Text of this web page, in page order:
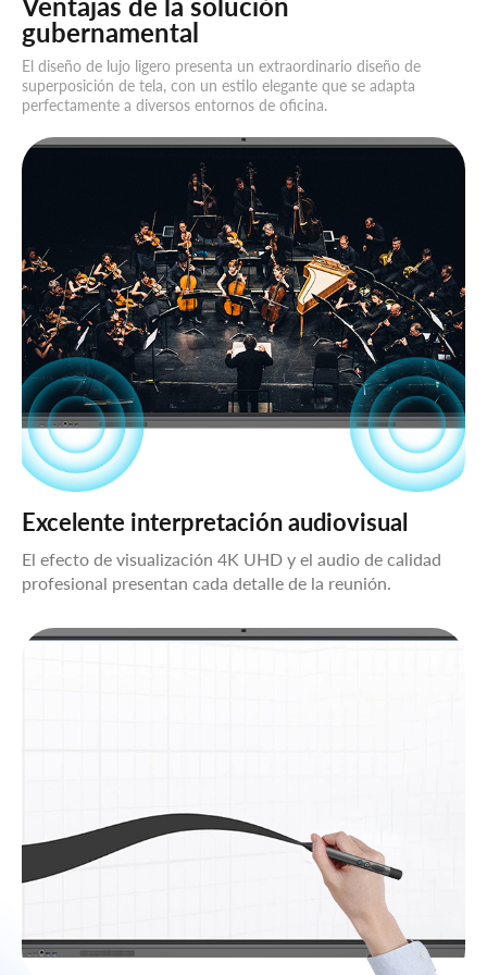
gubernamental
El diseño de lujo ligero presenta un extraordinario diseño de
superposición de tela, con un estilo elegante que se adapta
perfectamente a diversos entornos de oficina.
Excelente interpretación audiovisual
El efecto de visualización 4K UHD y el audio de calidad
profesional presentan cada detalle de la reunión.